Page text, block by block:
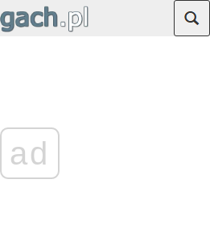
ad